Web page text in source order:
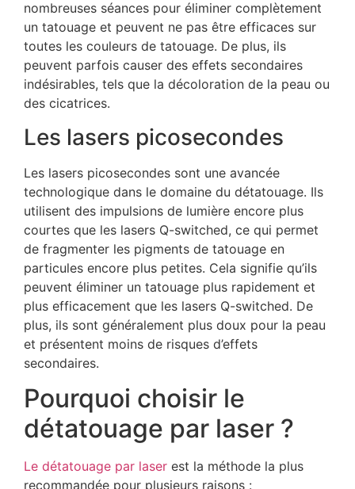
nombreuses séances pour éliminer complètement
un tatouage et peuvent ne pas être efficaces sur
toutes les couleurs de tatouage. De plus, ils
peuvent parfois causer des effets secondaires
indésirables, tels que la décoloration de la peau ou
des cicatrices.
Les lasers picosecondes
Les lasers picosecondes sont une avancée
technologique dans le domaine du détatouage. Ils
utilisent des impulsions de lumière encore plus
courtes que les lasers Q-switched, ce qui permet
de fragmenter les pigments de tatouage en
particules encore plus petites. Cela signifie qu’ils
peuvent éliminer un tatouage plus rapidement et
plus efficacement que les lasers Q-switched. De
plus, ils sont généralement plus doux pour la peau
et présentent moins de risques d’effets
secondaires.
Pourquoi choisir le
détatouage par laser ?
Le détatouage par laser est la méthode la plus
recommandée pour plusieurs raisons :